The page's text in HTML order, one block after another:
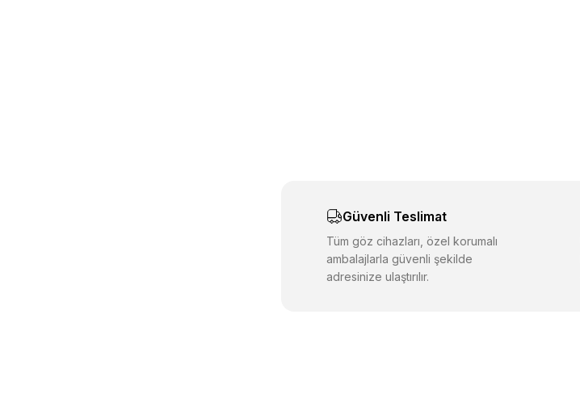
Ürün fiyatı diğer sitelerden daha pahalı.
Bu ürüne benzer farklı alternatifler olmalı.
Güvenli Teslimat
Tüm göz cihazları, özel korumalı
ambalajlarla güvenli şekilde
adresinize ulaştırılır.